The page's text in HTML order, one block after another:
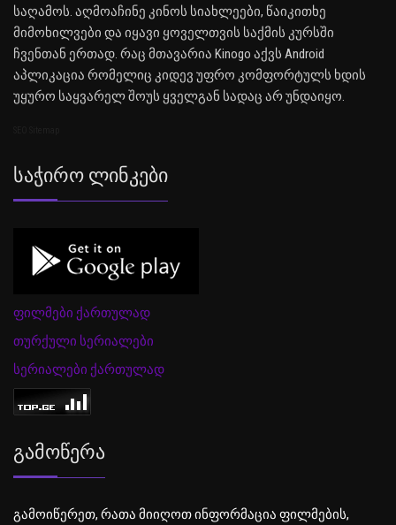
საღამოს. აღმოაჩინე კინოს სიახლეები, წაიკითხე
მიმოხილვები და იყავი ყოველთვის საქმის კურსში
ჩვენთან ერთად. რაც მთავარია Kinogo აქვს Android
აპლიკაცია რომელიც კიდევ უფრო კომფორტულს ხდის
უყურო საყვარელ შოუს ყველგან სადაც არ უნდაიყო.
Საჭირო Ლინკები
ფილმები ქართულად
თურქული სერიალები
სერიალები ქართულად
Გამოწერა
გამოიწერეთ, რათა მიიღოთ ინფორმაცია ფილმების,